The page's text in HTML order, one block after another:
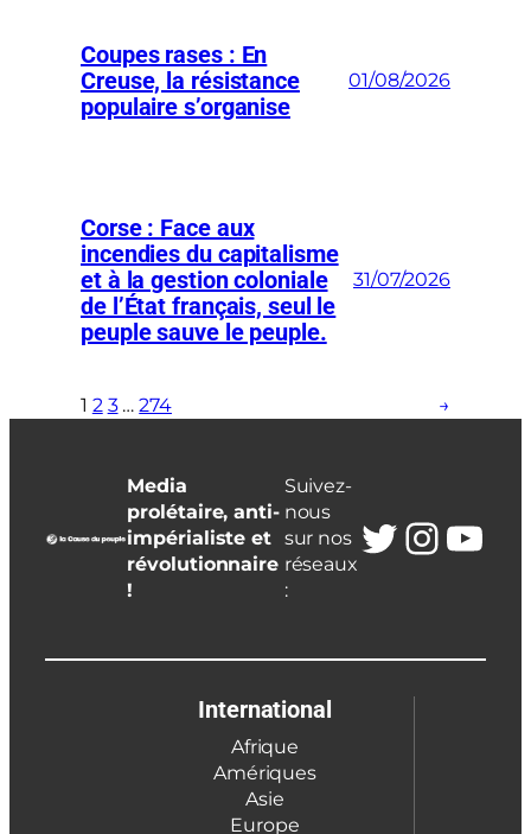
Coupes rases : En
Creuse, la résistance
populaire s’organise
01/08/2026
Corse : Face aux
incendies du capitalisme
et à la gestion coloniale
de l’État français, seul le
peuple sauve le peuple.
31/07/2026
1 2 3 … 274 →
Media
prolétaire, anti-
impérialiste et
révolutionnaire
!
Suivez-
nous
sur nos
réseaux
:
Twitter
International
Afrique
Amériques
Asie
Europe